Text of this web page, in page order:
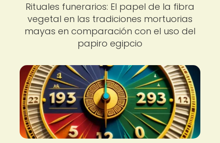
Rituales funerarios: El papel de la fibra
vegetal en las tradiciones mortuorias
mayas en comparación con el uso del
papiro egipcio